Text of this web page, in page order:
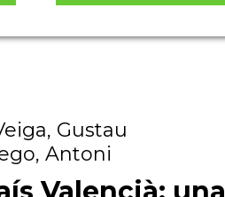
Gustau
Antoni